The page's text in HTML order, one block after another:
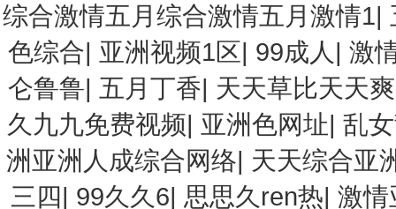
综合激情五月综合激情五月激情1|
色综合| 亚洲视频1区| 99成人 | 激
仑鲁鲁| 五月丁香| 天天草比天天爽
久九九免费视频| 亚洲色网址|乱
洲亚洲人成综合网络| 天天综合亚
三四| 99久久6| 思思久ren热| 激情